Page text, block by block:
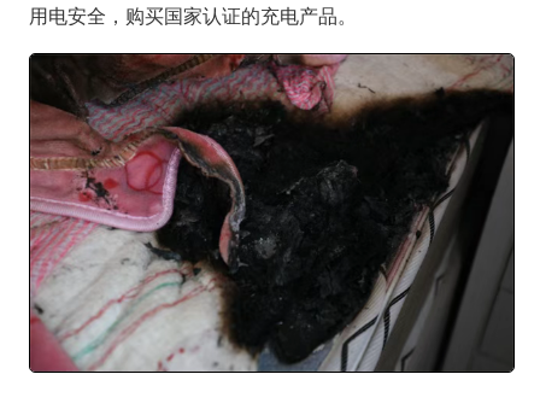
用电安全，购买国家认证的充电产品。